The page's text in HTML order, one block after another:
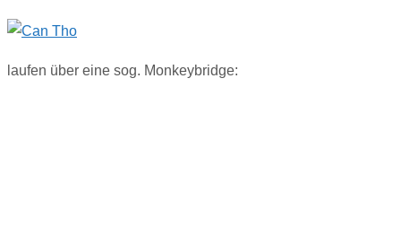
laufen über eine sog. Monkeybridge: